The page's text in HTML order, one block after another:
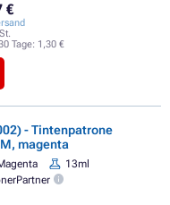
€
Tage: 1,30 €
- Tintenpatrone
magenta
13ml